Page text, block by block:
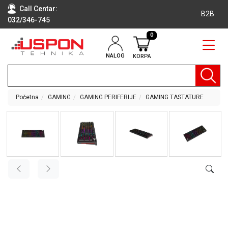
Call Centar:
032/346-745
B2B
NALOG KORPA
0
RAČUNARI
TEHNIKA
OPREMA
AUDIO,
VIDEO
Početna GAMING GAMING PERIFERIJE GAMING TASTATURE